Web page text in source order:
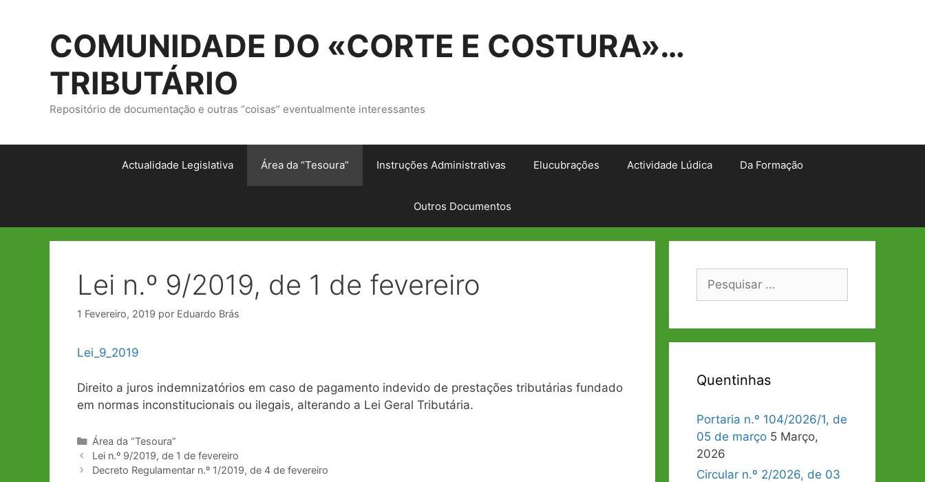
COMUNIDADE DO «CORTE E COSTURA»…
TRIBUTÁRIO
Repositório de documentação e outras “coisas” eventualmente interessantes
Actualidade Legislativa Área da “Tesoura” Instruções Administrativas Elucubrações Actividade Lúdica Da Formação
Outros Documentos
Lei n.º 9/2019, de 1 de fevereiro
1 Fevereiro, 2019 por Eduardo Brás
Lei_9_2019
Direito a juros indemnizatórios em caso de pagamento indevido de prestações tributárias fundado
em normas inconstitucionais ou ilegais, alterando a Lei Geral Tributária.
Categorias
Área da “Tesoura”
Navegação
de
Lei n.º 9/2019, de 1 de fevereiro
Decreto Regulamentar n.º 1/2019, de 4 de fevereiro
Pesquisar
Quentinhas
Portaria n.º 104/2026/1, de
05 de março 5 Março,
2026
Circular n.º 2/2026, de 03